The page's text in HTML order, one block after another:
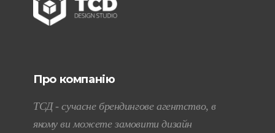
Про компанію
ТСД - сучасне брендингове агентство, в
якому ви можете замовити дизайн